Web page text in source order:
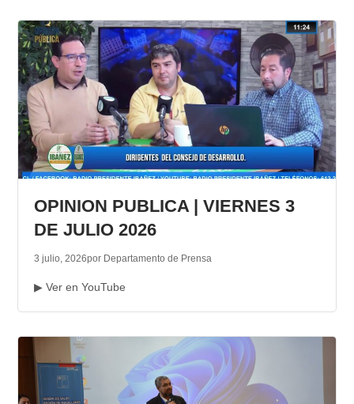
OPINION PUBLICA | VIERNES 3
DE JULIO 2026
3 julio, 2026por Departamento de Prensa
▶ Ver en YouTube